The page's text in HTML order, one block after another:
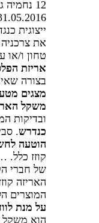
ייצוגית
את
טחון ו/או
אריזת
בצורה
מצגים
משקל
ובדיקות
כנדרש.
הוטעה
קוזז כלל.
של חברי
האריזה
המוצרים
על מנת
הוא משקל